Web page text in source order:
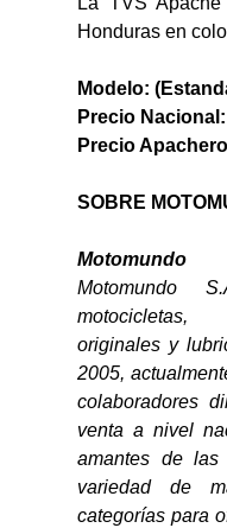
Honduras en
Modelo:
Precio
Precio
SOBRE
Motomundo
Motomundo
motocicletas,
originales y
2005,
colaboradores
venta a nivel
amantes de las
variedad de
categorías para